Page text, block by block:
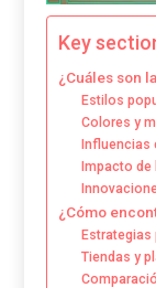
Key
¿Cuáles son
Estilos
Colores y
Influencias
Impacto de
¿Cómo
Estrategias
Tiendas y